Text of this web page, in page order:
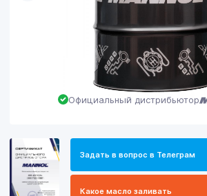
Официальный дистрибьютор
Задать в вопрос в Телеграм
Какое масло заливать